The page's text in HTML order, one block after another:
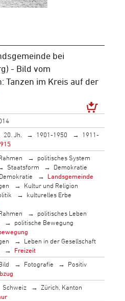
bei
- Bild vom
Tanzen im Kreis auf der
20. Jh. 1901-1950
1911-
politisches System
Staatsform
Demokratie
Landsgemeinde
Kultur und Religion
kulturelles Erbe
politisches Leben
politische Bewegung
Leben in der Gesellschaft
Freizeit
Fotografie
Positiv
Schweiz
Zürich, Kanton